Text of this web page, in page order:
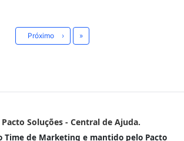
Próximo › Último
»
Soluções - Central de Ajuda.
Time de Marketing e mantido pelo Pacto